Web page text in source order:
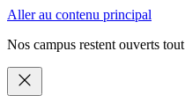
Aller au contenu principal
Nos campus restent ouverts